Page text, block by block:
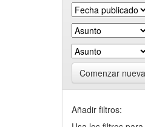
Comenzar
Añadir filtros: